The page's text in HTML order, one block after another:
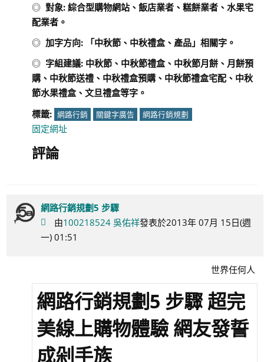
◎ 對象: 綜合型購物網站、飯店業者、糕餅業者、水果宅
配業者。
◎ 加字方向:
「中秋節、中秋禮盒、產品」相關字。
◎ 字組建議: 中秋節、中秋節禮盒、中秋節月餅、月餅預
購、中秋節送禮、中秋禮盒預購、中秋節禮盒宅配、中秋
節水果禮盒、文旦禮盒等字。
標籤: 網路行銷 關鍵字廣告 網路行銷規劃
固定網址
評論
網路行銷規劃5 步驟
由100218524 吳佑祥發表於2013年 07月 15日(週
一) 01:51
世界任何人
網路行銷規劃5 步驟 超完
美線上購物體驗 網友發誓
成剁手族